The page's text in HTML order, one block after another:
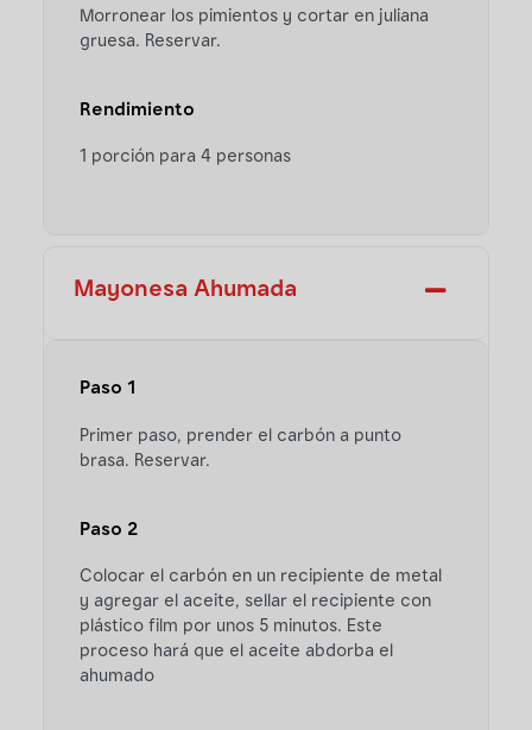
Morronear los pimientos y cortar en juliana
gruesa. Reservar.
Rendimiento
1 porción para 4 personas
Mayonesa Ahumada
Paso 1
Primer paso, prender el carbón a punto
brasa. Reservar.
Paso 2
Colocar el carbón en un recipiente de metal
y agregar el aceite, sellar el recipiente con
plástico film por unos 5 minutos. Este
proceso hará que el aceite abdorba el
ahumado